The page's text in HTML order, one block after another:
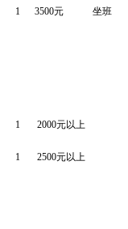
1 3500元
坐班
1 2000元以上
1 2500元以上